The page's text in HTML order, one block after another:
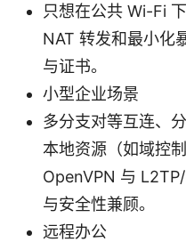
只想在公共 Wi-Fi
NAT 转发和最小化
与证书。
小型企业场景
多分支对等互连、
本地资源（如域控
OpenVPN 与
与安全性兼顾。
远程办公